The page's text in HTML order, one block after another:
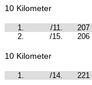
10 Kilometer
1. /11. 207
2.
/15. 206
10 Kilometer
1. /14. 221